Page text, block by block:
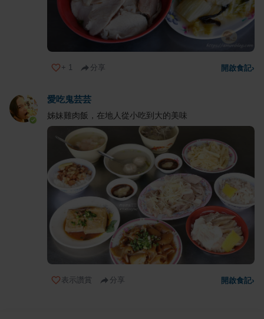
+ 1 分享 開啟食記›
愛吃鬼芸芸
姊妹雞肉飯，在地人從小吃到大的美味
表示讚賞 分享 開啟食記›